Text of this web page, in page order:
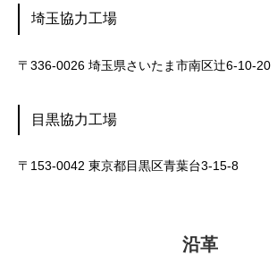
埼玉協力工場
〒336-0026 埼玉県さいたま市南区辻6-10-20
目黒協力工場
〒153-0042 東京都目黒区青葉台3-15-8
沿革